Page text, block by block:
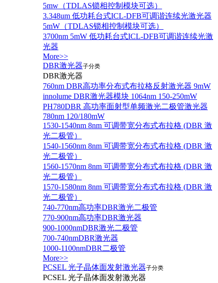
5mw（TDLAS锁相控制模块可选）
3.348um 低功耗台式ICL-DFB可调谐连续光激光器
5mW（TDLAS锁相控制模块可选）
3700nm 5mW 低功耗台式ICL-DFB可调谐连续光激
光器
More>>
DBR激光器子分类
DBR激光器
760nm DBR高功率分布式布拉格反射激光器 9mW
innolume DBR激光器模块 1064nm 150-250mW
PH780DBR 高功率面射型单频激光二极管激光器
780nm 120/180mW
1530-1540nm 8nm 可调带宽分布式布拉格 (DBR 激
光二极管）
1540-1560nm 8nm 可调带宽分布式布拉格 (DBR 激
光二极管）
1560-1570nm 8nm 可调带宽分布式布拉格 (DBR 激
光二极管）
1570-1580nm 8nm 可调带宽分布式布拉格 (DBR 激
光二极管）
740-770nm高功率DBR激光二极管
770-900nm高功率DBR激光器
900-1000nmDBR激光二极管
700-740nmDBR激光器
1000-1100nmDBR二极管
More>>
PCSEL 光子晶体面发射激光器子分类
PCSEL 光子晶体面发射激光器